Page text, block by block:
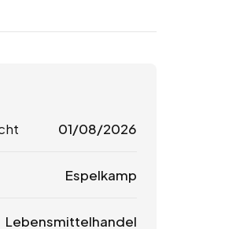
01/08/2026
Espelkamp
Lebensmittelhandel